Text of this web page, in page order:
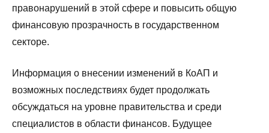
правонарушений в этой сфере и повысить общую
финансовую прозрачность в государственном
секторе.
Информация о внесении изменений в КоАП и
возможных последствиях будет продолжать
обсуждаться на уровне правительства и среди
специалистов в области финансов. Будущее